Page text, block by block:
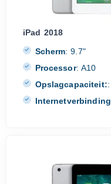
iPad 2018
Scherm: 9.7"
Processor: A10
Opslagcapaciteit::
Internetverbinding